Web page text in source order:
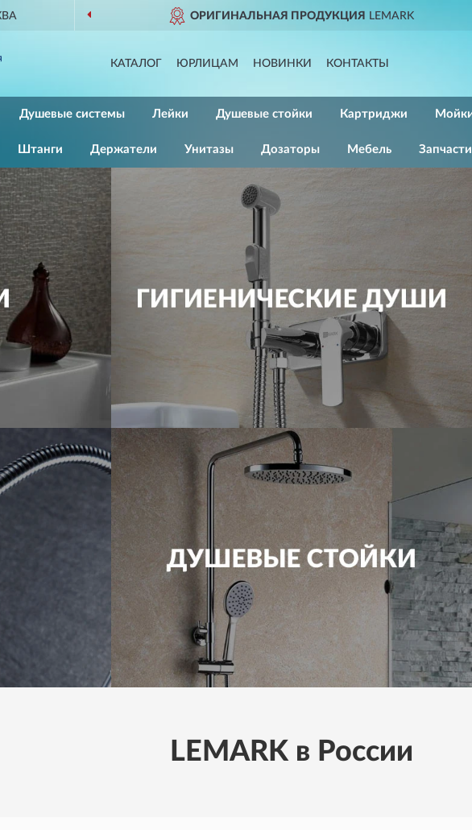
ПРОДУКЦИЯ LEMARK ДОСТАВИМ
КАТАЛОГ ЮРЛИЦАМ НОВИНКИ КОНТАКТЫ
Душевые системы Лейки Душевые стойки Картриджи
Штанги Держатели Унитазы Дозаторы Мебель Запчасти
LEMARK в России